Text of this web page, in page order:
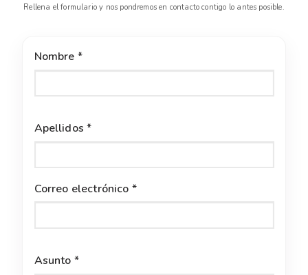
Rellena el formulario y nos pondremos en contacto contigo lo antes posible.
Nombre *
Apellidos *
Correo electrónico *
Asunto *